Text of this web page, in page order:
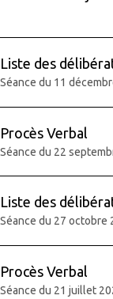
Liste des
Séance du 11
Procès Verbal
Séance du 22
Liste des
Séance du 27 octobre
Procès Verbal
Séance du 21 juillet